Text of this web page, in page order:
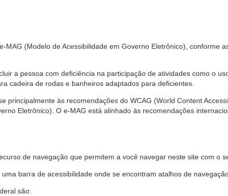
MAG (Modelo de Acessibilidade em Governo Eletrônico), conforme
a pessoa com deficiência na participação de atividades como o
cadeira de rodas e banheiros adaptados para deficientes.
principalmente às recomendações do WCAG (World Content
Eletrônico). O e-MAG está alinhado às recomendações
de navegação que permitem a você navegar neste site com o
barra de acessibilidade onde se encontram atalhos de
são: